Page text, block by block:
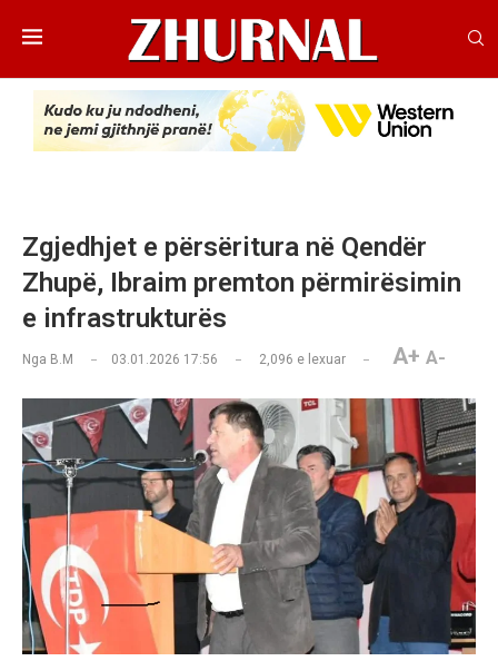
Zgjedhjet e përsëritura në Qendër
Zhupë, Ibraim premton përmirësimin
e infrastrukturës
Nga B.M 03.01.2026 17:56 2,096 e lexuar A+ A-